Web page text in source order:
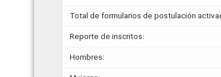
Total de formularios de postulación
Reporte de inscritos:
Hombres: